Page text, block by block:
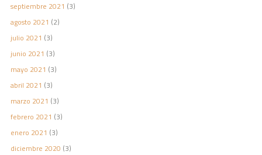
septiembre 2021 (3)
agosto 2021 (2)
julio 2021 (3)
junio 2021 (3)
mayo 2021 (3)
abril 2021 (3)
marzo 2021 (3)
febrero 2021 (3)
enero 2021 (3)
diciembre 2020 (3)